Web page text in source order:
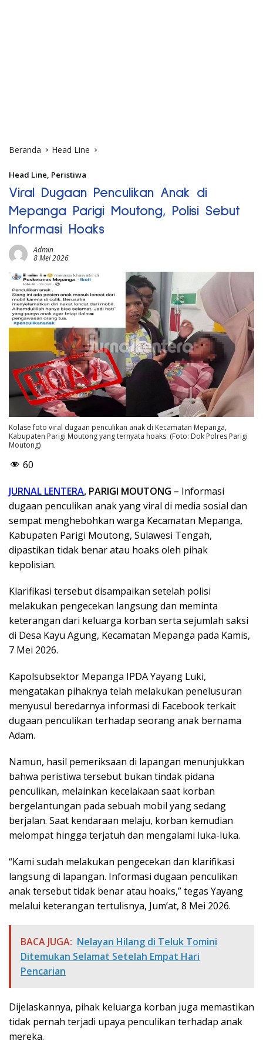
Beranda Head Line
Head Line, Peristiwa
Viral Dugaan Penculikan Anak di
Mepanga Parigi Moutong, Polisi Sebut
Informasi Hoaks
Admin
8 Mei 2026
Kolase foto viral dugaan penculikan anak di Kecamatan Mepanga,
Kabupaten Parigi Moutong yang ternyata hoaks. (Foto: Dok Polres Parigi
Moutong)
60
JURNAL LENTERA, PARIGI MOUTONG – Informasi
dugaan penculikan anak yang viral di media sosial dan
sempat menghebohkan warga Kecamatan Mepanga,
Kabupaten Parigi Moutong, Sulawesi Tengah,
dipastikan tidak benar atau hoaks oleh pihak
kepolisian.
Klarifikasi tersebut disampaikan setelah polisi
melakukan pengecekan langsung dan meminta
keterangan dari keluarga korban serta sejumlah saksi
di Desa Kayu Agung, Kecamatan Mepanga pada Kamis,
7 Mei 2026.
Kapolsubsektor Mepanga IPDA Yayang Luki,
mengatakan pihaknya telah melakukan penelusuran
menyusul beredarnya informasi di Facebook terkait
dugaan penculikan terhadap seorang anak bernama
Adam.
Namun, hasil pemeriksaan di lapangan menunjukkan
bahwa peristiwa tersebut bukan tindak pidana
penculikan, melainkan kecelakaan saat korban
bergelantungan pada sebuah mobil yang sedang
berjalan. Saat kendaraan melaju, korban kemudian
melompat hingga terjatuh dan mengalami luka-luka.
“Kami sudah melakukan pengecekan dan klarifikasi
langsung di lapangan. Informasi dugaan penculikan
anak tersebut tidak benar atau hoaks,” tegas Yayang
melalui keterangan tertulisnya, Jum’at, 8 Mei 2026.
BACA JUGA: Nelayan Hilang di Teluk Tomini
Ditemukan Selamat Setelah Empat Hari
Pencarian
Dijelaskannya, pihak keluarga korban juga memastikan
tidak pernah terjadi upaya penculikan terhadap anak
mereka.